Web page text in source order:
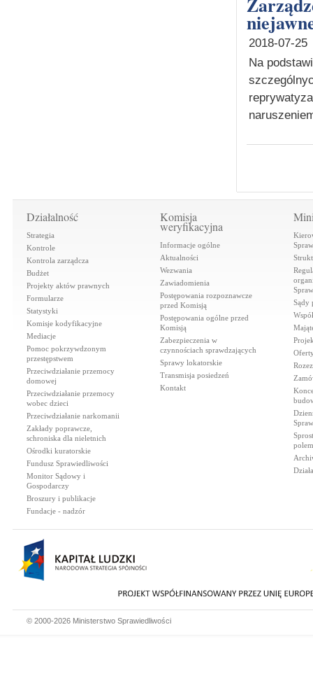
2018-07-25
Na
Działalność
Strategia
Kontrole
Kontrola zarządcza
Budżet
Projekty aktów prawnych
Formularze
Statystyki
Komisje kodyfikacyjne
Mediacje
Pomoc pokrzywdzonym
przestępstwem
Przeciwdziałanie przemocy
domowej
Przeciwdziałanie przemocy
wobec dzieci
Przeciwdziałanie narkomanii
Zakłady poprawcze,
schroniska dla nieletnich
Ośrodki kuratorskie
Fundusz Sprawiedliwości
Monitor Sądowy i
Gospodarczy
Broszury i publikacje
Fundacje - nadzór
Komisja
weryfikacyjna
Informacje ogólne
Aktualności
Wezwania
Zawiadomienia
Postępowania rozpoznawcze
przed Komisją
Postępowania ogólne przed
Komisją
Zabezpieczenia w
czynnościach sprawdzających
Sprawy lokatorskie
Transmisja posiedzeń
Kontakt
Sądy
© 2000-2026 Ministerstwo Sprawiedliwości